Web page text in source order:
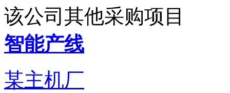
该公司其他采购项目
智能产线
某主机厂